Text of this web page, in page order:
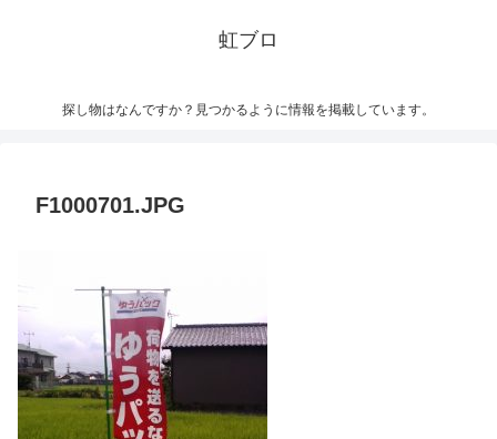
虹ブロ
探し物はなんですか？見つかるように情報を掲載しています。
F1000701.JPG